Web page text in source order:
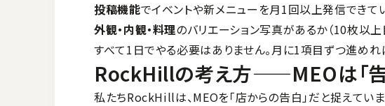
投稿機能でイベントや新メニューを月1回以上発信できて
外観・内観・料理のバリエーション写真があるか（10枚以上
すべて1日でやる必要はありません。月に1項目ずつ進めれ
RockHillの考え方——MEOは「告
私たちRockHillは、MEOを「店からの告白」だと捉えてい